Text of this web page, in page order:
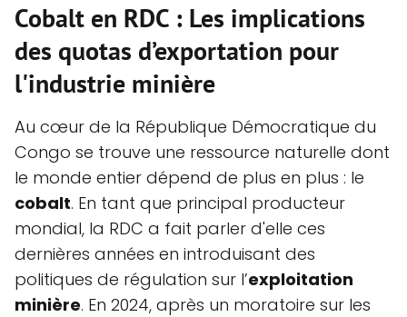
Cobalt en RDC : Les implications
des quotas d’exportation pour
l'industrie minière
Au cœur de la République Démocratique du
Congo se trouve une ressource naturelle dont
le monde entier dépend de plus en plus : le
cobalt. En tant que principal producteur
mondial, la RDC a fait parler d'elle ces
dernières années en introduisant des
politiques de régulation sur l’exploitation
minière. En 2024, après un moratoire sur les